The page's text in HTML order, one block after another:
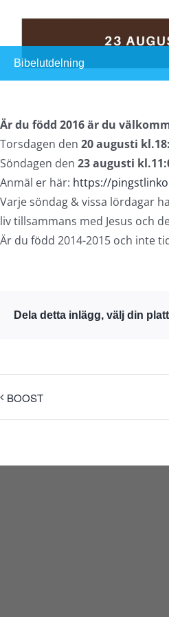
Bibelutdelning
Är du född 2016 är du
Torsdagen den 20 augusti
Söndagen den 23 augusti
Anmäl er här: https://
Varje söndag & vissa lördagar
liv tillsammans med Jesus och
Är du född 2014-2015 och inte
Dela detta inlägg, välj din
BOOST